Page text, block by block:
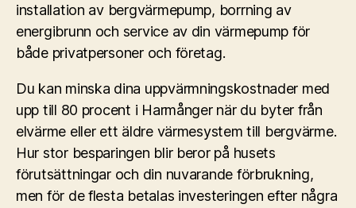
installation av bergvärmepump, borrning av
energibrunn och service av din värmepump för
både privatpersoner och företag.
Du kan minska dina uppvärmningskostnader med
upp till 80 procent i Harmånger när du byter från
elvärme eller ett äldre värmesystem till bergvärme.
Hur stor besparingen blir beror på husets
förutsättningar och din nuvarande förbrukning,
men för de flesta betalas investeringen efter några